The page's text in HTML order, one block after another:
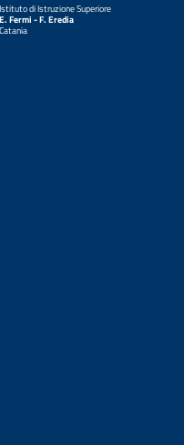
Istituto di Istruzione Superiore
E. Fermi - F. Eredia
Catania